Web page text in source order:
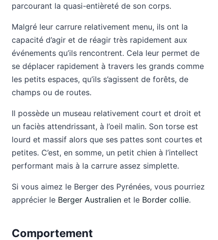
parcourant la quasi-entièreté de son corps.
Malgré leur carrure relativement menu, ils ont la
capacité d’agir et de réagir très rapidement aux
événements qu’ils rencontrent. Cela leur permet de
se déplacer rapidement à travers les grands comme
les petits espaces, qu’ils s’agissent de forêts, de
champs ou de routes.
Il possède un museau relativement court et droit et
un faciès attendrissant, à l’oeil malin. Son torse est
lourd et massif alors que ses pattes sont courtes et
petites. C’est, en somme, un petit chien à l’intellect
performant mais à la carrure assez simplette.
Si vous aimez le Berger des Pyrénées, vous pourriez
apprécier le Berger Australien et le Border collie.
Comportement